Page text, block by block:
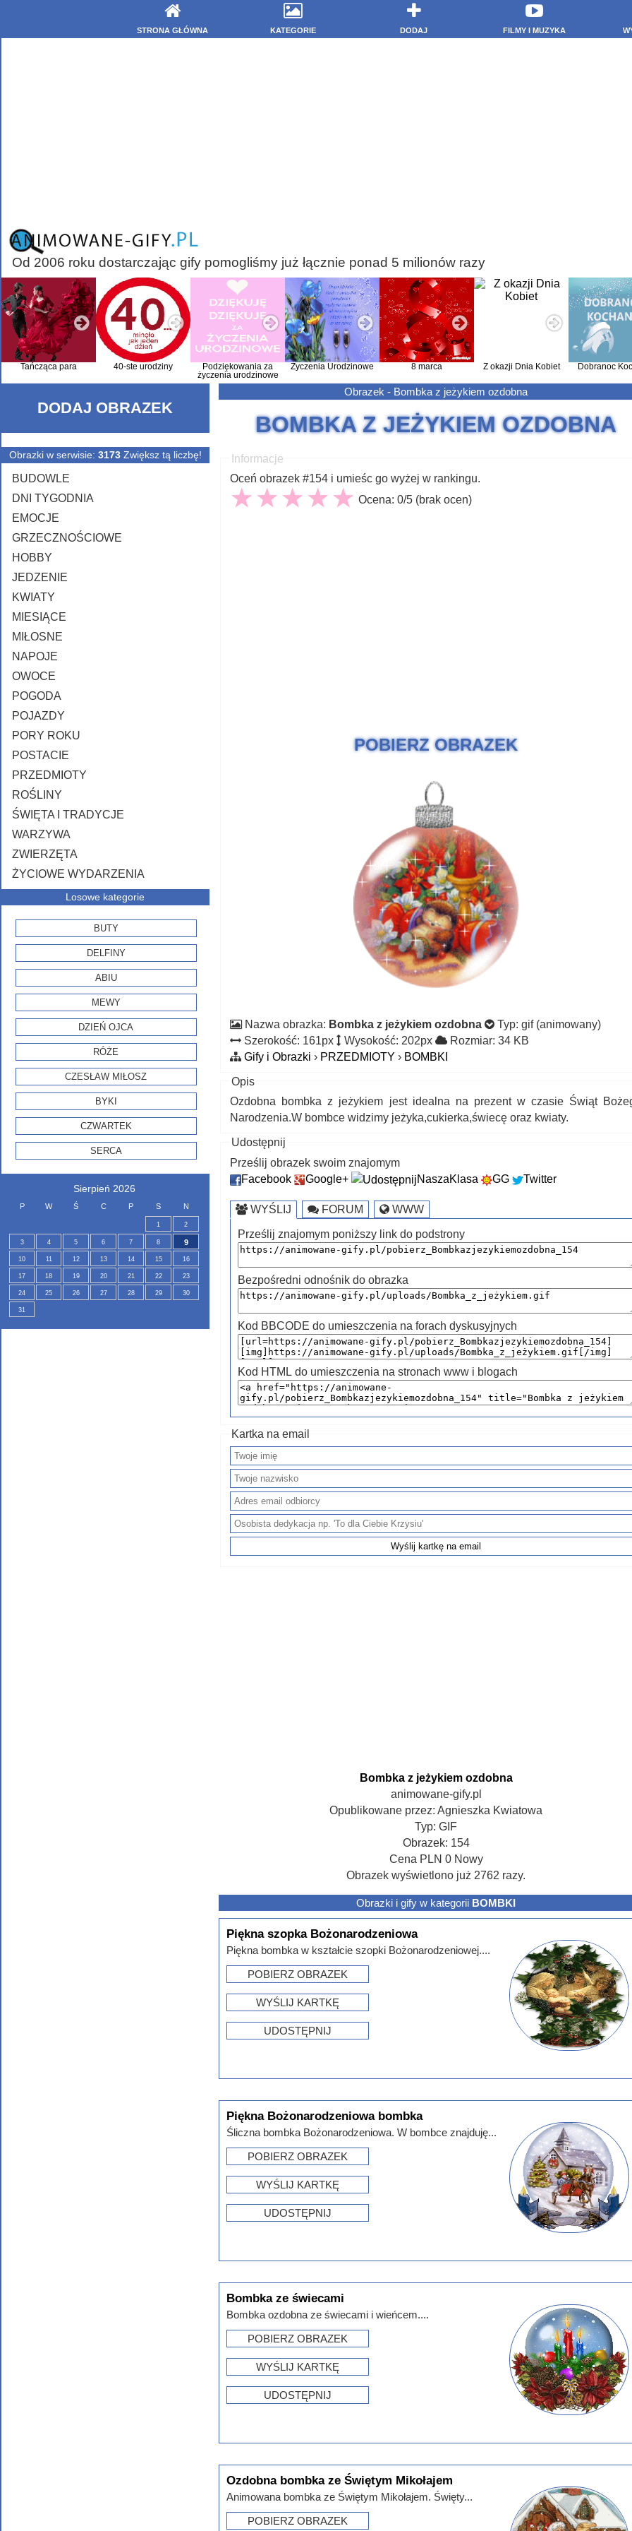
STRONA GŁÓWNA KATEGORIE DODAJ FILMY I MUZYKA
Od 2006 roku dostarczając gify pomogliśmy już łącznie ponad 5 milionów razy
Tańcząca para 40-ste urodziny
Podziękowania za
życzenia urodzinowe
Życzenia Urodzinowe 8 marca Z okazji Dnia Kobiet Dobranoc
DODAJ OBRAZEK
Obrazki w serwisie: 3173Zwiększ tą liczbę!
BUDOWLE
DNI TYGODNIA
EMOCJE
GRZECZNOŚCIOWE
HOBBY
JEDZENIE
KWIATY
MIESIĄCE
MIŁOSNE
NAPOJE
OWOCE
POGODA
POJAZDY
PORY ROKU
POSTACIE
PRZEDMIOTY
ROŚLINY
ŚWIĘTA I TRADYCJE
WARZYWA
ZWIERZĘTA
ŻYCIOWE WYDARZENIA
Losowe kategorie
BUTY
DELFINY
ABIU
MEWY
DZIEŃ OJCA
RÓŻE
CZESŁAW MIŁOSZ
BYKI
CZWARTEK
SERCA
Sierpień 2026
P W Ś C P S N
1 2
3 4 5 6 7 8 9
10 11 12 13 14 15 16
17 18 19 20 21 22 23
24 25 26 27 28 29 30
31
Obrazek - Bombka z jeżykiem ozdobna
BOMBKA Z JEŻYKIEM OZDOBNA
Informacje
Oceń obrazek #154 i umieśc go wyżej w rankingu.
Ocena: 0/5 (brak ocen)
POBIERZ OBRAZEK
Nazwa obrazka: Bombka z jeżykiem ozdobna
Typ: gif (animowany)
Szerokość: 161px
Wysokość: 202px
Rozmiar: 34 KB
Gify i Obrazki › PRZEDMIOTY › BOMBKI
Opis
Ozdobna bombka z jeżykiem jest idealna na prezent w czasie Świąt
Narodzenia.W bombce widzimy jeżyka,cukierka,świecę oraz kwiaty.
Udostępnij
Prześlij obrazek swoim znajomym
Facebook
Google+ NaszaKlasa GG Twitter
WYŚLIJ FORUM WWW
Prześlij znajomym poniższy link do podstrony
Bezpośredni odnośnik do obrazka
Kod BBCODE do umieszczenia na forach dyskusyjnych
Kod HTML do umieszczenia na stronach www i blogach
Kartka na email
Bombka z jeżykiem ozdobna
animowane-gify.pl
Opublikowane przez:Agnieszka Kwiatowa
Typ:GIF
Obrazek: 154
Cena PLN 0Nowy
Obrazek wyświetlono już 2762 razy.
Obrazki i gify w kategorii BOMBKI
Piękna szopka Bożonarodzeniowa
Piękna bombka w kształcie szopki Bożonarodzeniowej....
POBIERZ OBRAZEK
WYŚLIJ KARTKĘ
UDOSTĘPNIJ
Piękna Bożonarodzeniowa bombka
Śliczna bombka Bożonarodzeniowa. W bombce znajduję...
POBIERZ OBRAZEK
WYŚLIJ KARTKĘ
UDOSTĘPNIJ
Bombka ze świecami
Bombka ozdobna ze świecami i wieńcem....
POBIERZ OBRAZEK
WYŚLIJ KARTKĘ
UDOSTĘPNIJ
Ozdobna bombka ze Świętym Mikołajem
Animowana bombka ze Świętym Mikołajem. Święty...
POBIERZ OBRAZEK